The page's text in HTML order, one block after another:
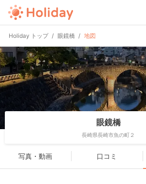
Holiday トップ 眼鏡橋 地図
眼鏡橋
長崎県長崎市魚の町２
写真・動画 口コミ